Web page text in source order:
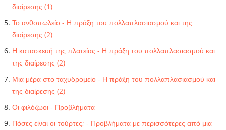
διαίρεσης (1)
Το ανθοπωλείο - Η πράξη του πολλαπλασιασμού και της
διαίρεσης (2)
Η κατασκευή της πλατείας - Η πράξη του πολλαπλασιασμού και
της διαίρεσης (2)
Μια μέρα στο ταχυδρομείο - Η πράξη του πολλαπλασιασμού και
της διαίρεσης (2)
Οι φιλόζωοι - Προβλήματα
Πόσες είναι οι τούρτες; - Προβλήματα με περισσότερες από μια